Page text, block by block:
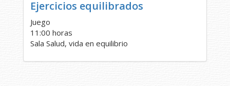
Ejercicios equilibrados
Juego
11:00 horas
Sala Salud, vida en equilibrio